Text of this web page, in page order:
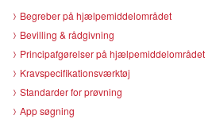
Begreber på hjælpemiddelområdet
Bevilling & rådgivning
Principafgørelser på hjælpemiddelområdet
Kravspecifikationsværktøj
Standarder for prøvning
App søgning